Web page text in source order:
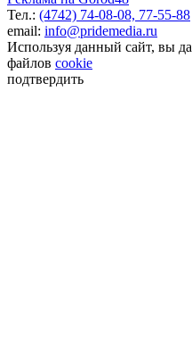
Тел.: (4742) 74-08-08, 77-55-88
email: info@pridemedia.ru
Используя данный сайт, вы
файлов cookie
подтвердить